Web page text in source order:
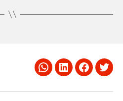
Twitter
Facebook
LinkedIn
Whatsapp